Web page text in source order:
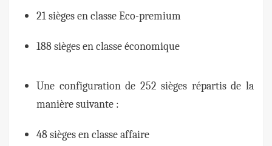
21 sièges en classe Eco-premium
188 sièges en classe économique
Une configuration de 252 sièges répartis de la
manière suivante :
48 sièges en classe affaire